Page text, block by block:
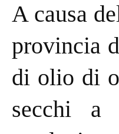
A causa
provincia
di olio di
secchi a